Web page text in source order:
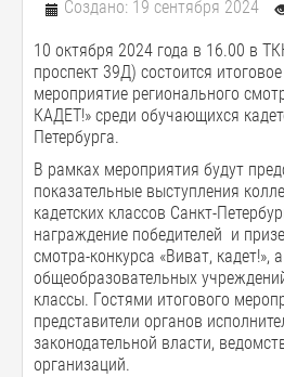
Создано: 19 сентября 2024
10 октября 2024 года в 16.00 в
проспект 39Д) состоится
мероприятие регионального
КАДЕТ!» среди обучающихся
Петербурга.
В рамках мероприятия будут
показательные выступления
кадетских классов Санкт-
награждение победителей и
смотра-конкурса «Виват, кадет!»,
общеобразовательных
классы. Гостями итогового
представители органов
законодательной власти,
организаций.